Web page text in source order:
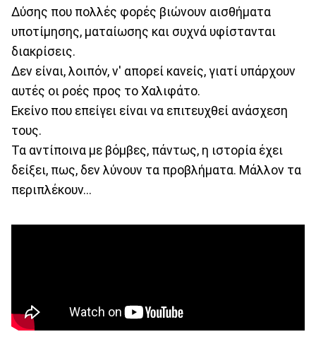
Δύσης που πολλές φορές βιώνουν αισθήματα
υποτίμησης, ματαίωσης και συχνά υφίστανται
διακρίσεις.
Δεν είναι, λοιπόν, ν' απορεί κανείς, γιατί υπάρχουν
αυτές οι ροές προς το Χαλιφάτο.
Εκείνο που επείγει είναι να επιτευχθεί ανάσχεση
τους.
Τα αντίποινα με βόμβες, πάντως, η ιστορία έχει
δείξει, πως, δεν λύνουν τα προβλήματα. Μάλλον τα
περιπλέκουν...